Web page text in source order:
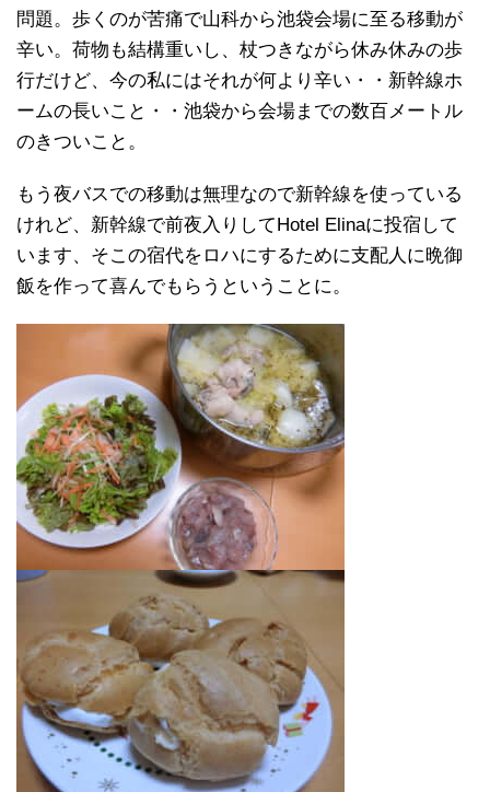
問題。歩くのが苦痛で山科から池袋会場に至る移動が
辛い。荷物も結構重いし、杖つきながら休み休みの歩
行だけど、今の私にはそれが何より辛い・・新幹線ホ
ームの長いこと・・池袋から会場までの数百メートル
のきついこと。
もう夜バスでの移動は無理なので新幹線を使っている
けれど、新幹線で前夜入りしてHotel Elinaに投宿して
います、そこの宿代をロハにするために支配人に晩御
飯を作って喜んでもらうということに。